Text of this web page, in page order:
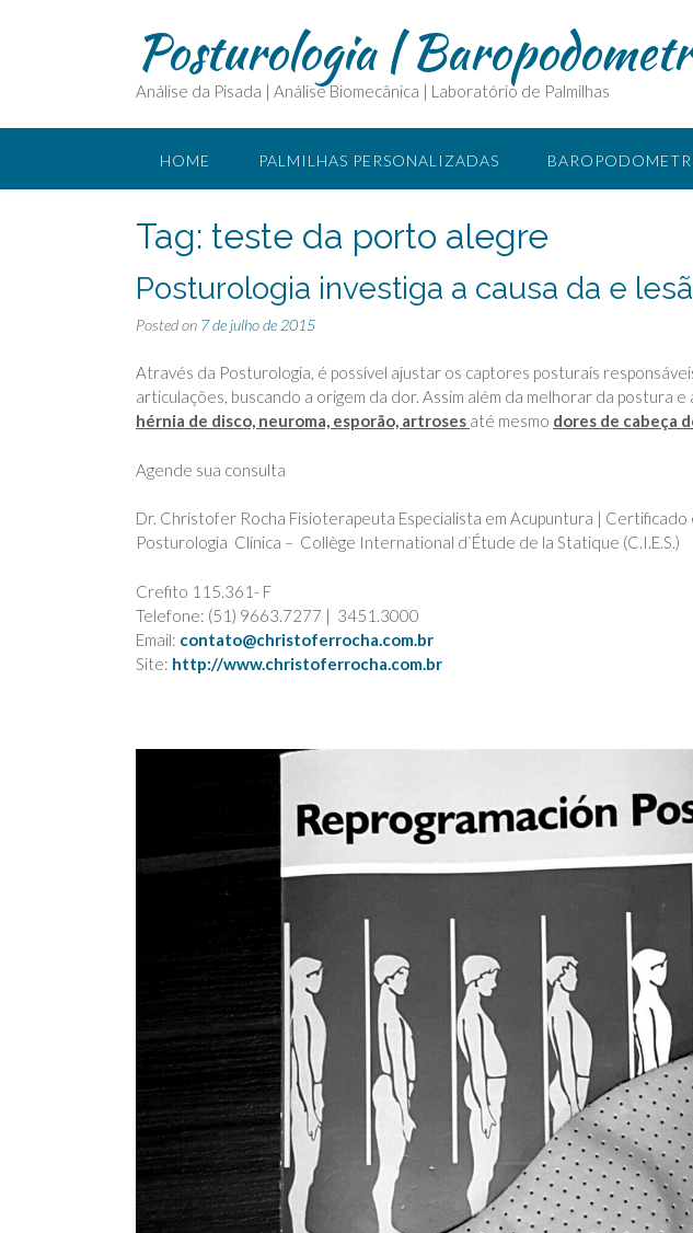
Posturologia |
Análise da Pisada | Análise Biomecânica | Laboratório de Palmilhas
HOME PALMILHAS PERSONALIZADAS
CURSOS E ASSESSORIA O QUE É FISIOTERAPIA MANUAL
PARCEIROS
Tag: teste da porto alegre
Posturologia investiga a causa da e
Posted on 7 de julho de 2015
Através da Posturologia, é possível ajustar os captores posturais
articulações, buscando a origem da dor. Assim além da melhorar da postura
hérnia de disco, neuroma, esporão, artroses até mesmo dores de cabeça
Agende sua consulta
Dr. Christofer Rocha Fisioterapeuta Especialista em Acupuntura |
Posturologia Clínica – Collège International d`Étude de la Statique (C.I.E.S.)
Crefito 115.361- F
Telefone: (51) 9663.7277 | 3451.3000
Email: contato@christoferrocha.com.br
Site: http://www.christoferrocha.com.br